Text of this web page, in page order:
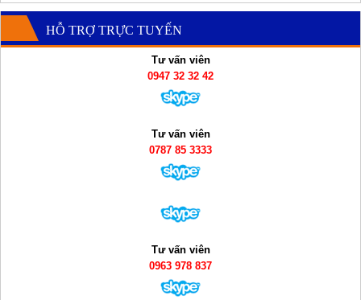
HỖ TRỢ TRỰC TUYẾN
Tư vấn viên
0947 32 32 42
Tư vấn viên
0787 85 3333
Tư vấn viên
0963 978 837